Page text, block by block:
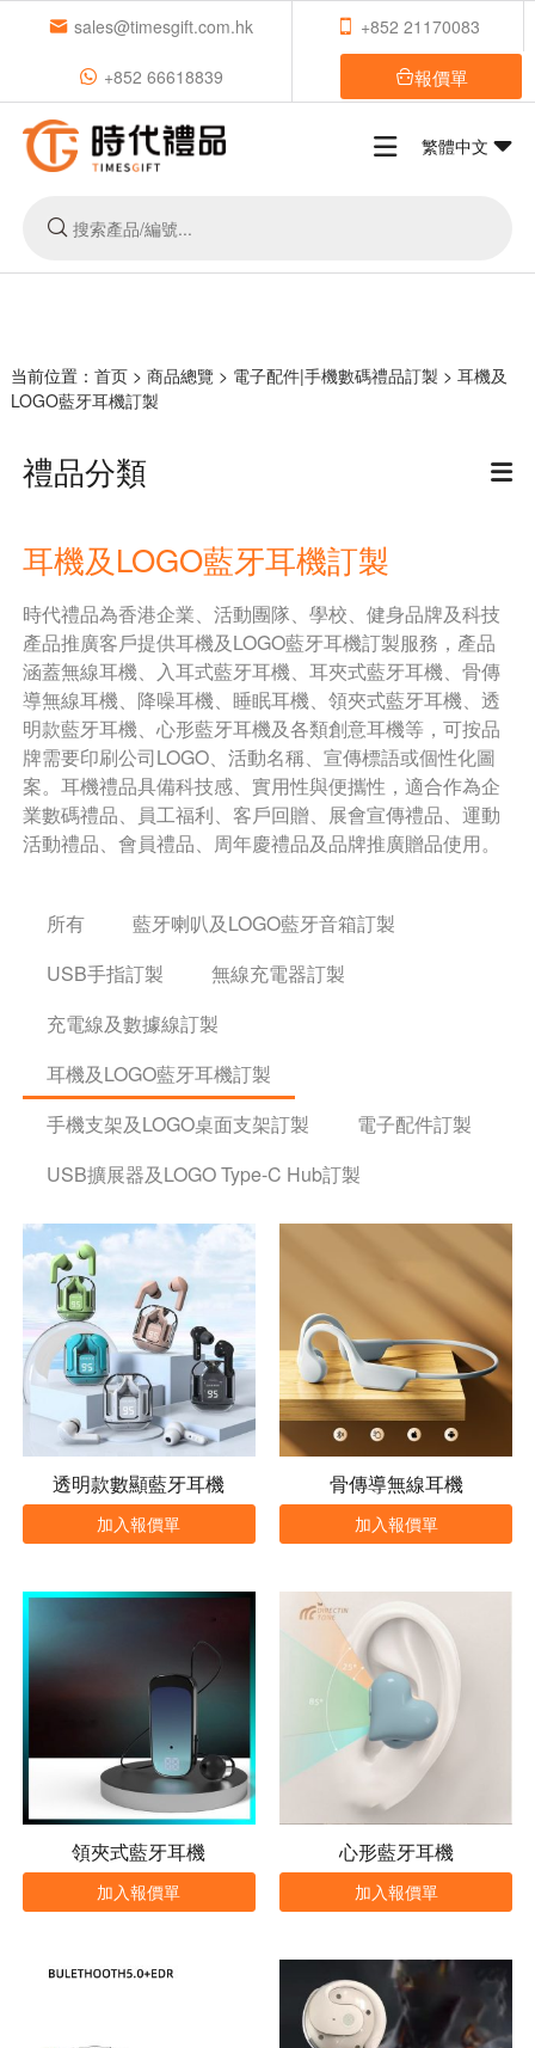
sales@timesgift.com.hk +852 21170083
+852 66618839 報價單
繁體中文
当前位置： 首页> 商品總覽 > 電子配件|手機數碼禮品訂製 > 耳機及
LOGO藍牙耳機訂製
禮品分類
耳機及LOGO藍牙耳機訂製
時代禮品為香港企業、活動團隊、學校、健身品牌及科技
產品推廣客戶提供耳機及LOGO藍牙耳機訂製服務，產品
涵蓋無線耳機、入耳式藍牙耳機、耳夾式藍牙耳機、骨傳
導無線耳機、降噪耳機、睡眠耳機、領夾式藍牙耳機、透
明款藍牙耳機、心形藍牙耳機及各類創意耳機等，可按品
牌需要印刷公司LOGO、活動名稱、宣傳標語或個性化圖
案。耳機禮品具備科技感、實用性與便攜性，適合作為企
業數碼禮品、員工福利、客戶回贈、展會宣傳禮品、運動
活動禮品、會員禮品、周年慶禮品及品牌推廣贈品使用。
所有
藍牙喇叭及LOGO藍牙音箱訂製
USB手指訂製
無線充電器訂製
充電線及數據線訂製
耳機及LOGO藍牙耳機訂製
手機支架及LOGO桌面支架訂製
電子配件訂製
USB擴展器及LOGO Type-C Hub訂製
透明款數顯藍牙耳機
加入報價單
骨傳導無線耳機
加入報價單
領夾式藍牙耳機
加入報價單
心形藍牙耳機
加入報價單